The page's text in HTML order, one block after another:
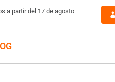
a partir del 17 de agosto